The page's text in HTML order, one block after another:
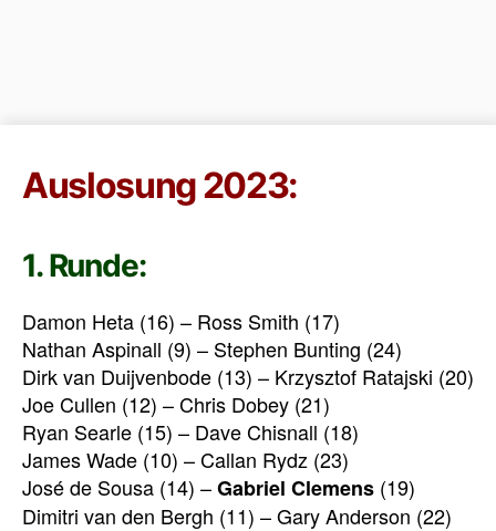
Auslosung 2023:
1. Runde:
Damon Heta (16) – Ross Smith (17)
Nathan Aspinall (9) – Stephen Bunting (24)
Dirk van Duijvenbode (13) – Krzysztof Ratajski (20)
Joe Cullen (12) – Chris Dobey (21)
Ryan Searle (15) – Dave Chisnall (18)
James Wade (10) – Callan Rydz (23)
José de Sousa (14) –Gabriel Clemens (19)
Dimitri van den Bergh (11) – Gary Anderson (22)